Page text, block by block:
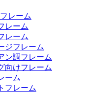
レーム
レーム
レーム
ジフレーム
ン調フレーム
向けフレーム
ーム
フレーム